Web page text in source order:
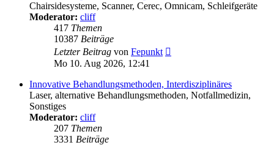
Chairsidesysteme, Scanner, Cerec, Omnicam, Schleifgeräte
Moderator: cliff
417 Themen
10387 Beiträge
Letzter Beitrag von Fepunkt
Mo 10. Aug 2026, 12:41
Innovative Behandlungsmethoden, Interdisziplinäres
Laser, alternative Behandlungsmethoden, Notfallmedizin,
Sonstiges
Moderator: cliff
207 Themen
3331 Beiträge